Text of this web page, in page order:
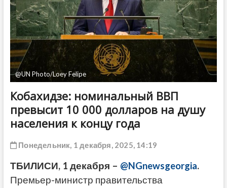
@UN Photo/Loey Felipe
Кобахидзе: номинальный ВВП
превысит 10 000 долларов на душу
населения к концу года
Понедельник, 1 декабря, 2025, 14:19
ТБИЛИСИ, 1 декабря – @NGnewsgeorgia.
Премьер-министр правительства